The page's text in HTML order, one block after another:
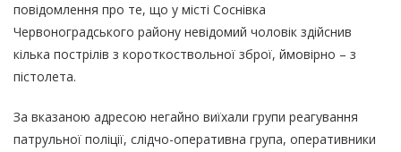
повідомлення про те, що у місті Соснівка
Червоноградського району невідомий чоловік здійснив
кілька пострілів з короткоствольної зброї, ймовірно – з
пістолета.
За вказаною адресою негайно виїхали групи реагування
патрульної поліції, слідчо-оперативна група, оперативники